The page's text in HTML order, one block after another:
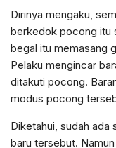
Dirinya mengaku,
berkedok pocong itu
begal itu memasang
Pelaku mengincar
ditakuti pocong.
modus pocong
Diketahui, sudah ada
baru tersebut.